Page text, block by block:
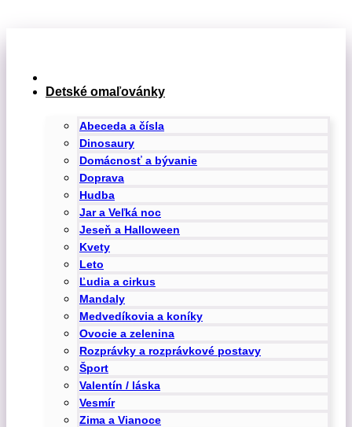
Detské omaľovánky
Abeceda a čísla
Dinosaury
Domácnosť a bývanie
Doprava
Hudba
Jar a Veľká noc
Jeseň a Halloween
Kvety
Leto
Ľudia a cirkus
Mandaly
Medvedíkovia a koníky
Ovocie a zelenina
Rozprávky a rozprávkové postavy
Šport
Valentín / láska
Vesmír
Zima a Vianoce